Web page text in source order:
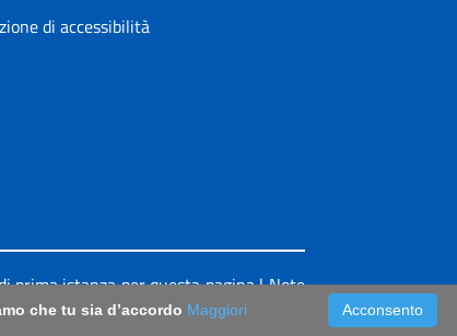
di accessibilità
prima istanza per questa pagina|Note
Acconsento
che tu sia d’accordo Maggiori